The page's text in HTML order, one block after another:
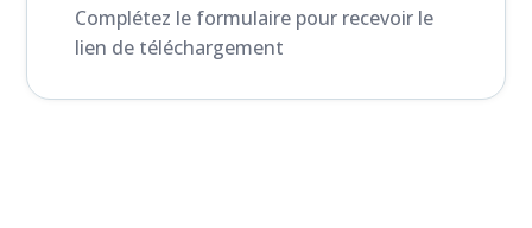
Complétez le formulaire pour recevoir le
lien de téléchargement